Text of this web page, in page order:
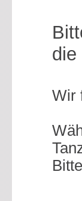
die
Wir